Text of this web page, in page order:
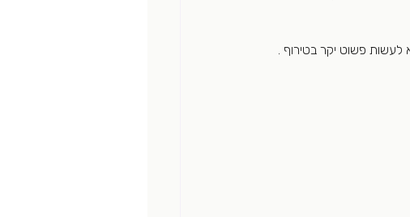
לעשות פשוט יקר בטירוף .